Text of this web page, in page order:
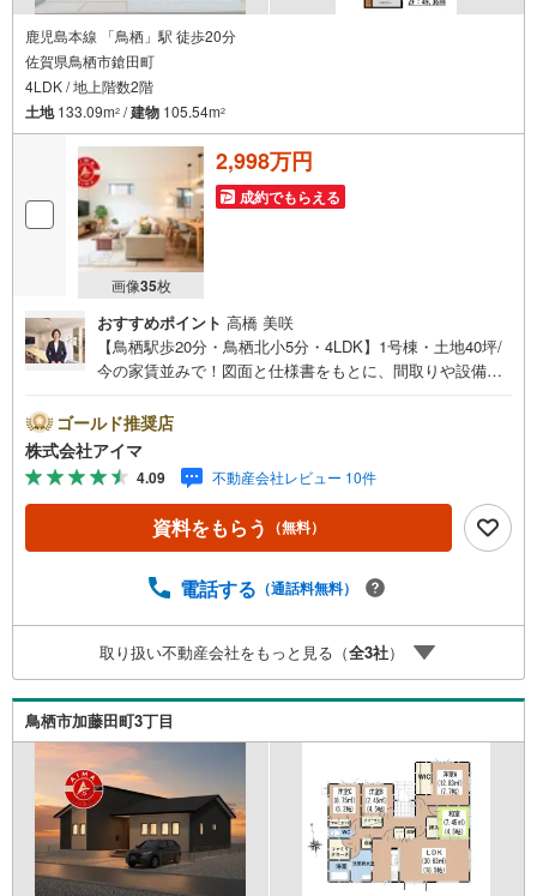
鹿児島本線 「鳥栖」駅 徒歩20分
佐賀県鳥栖市鎗田町
4LDK / 地上階数2階
土地133.09m2 /建物 105.54m2
画像35枚
2,998万円
成約でもらえる
おすすめポイント 高橋 美咲
【鳥栖駅歩20分・鳥栖北小5分・4LDK】1号棟・土地40坪/
今の家賃並みで！図面と仕様書をもとに、間取りや設備を
K・LDK18帖以上。土地約40坪・延床約32坪と、暮らしの
広さを数字でご確認いただけます。■品質・保証住まいの品
質を支える裏付けです。基礎は面で支えるベタ基礎。地盤
調査を実施済み。完了検査済証の交付済み。ほかにフラッ
ト35Sに対応・フラット35S適合証明書も備えます。■防犯
対策留守中も夜も頼れる防犯設備です。複製されにくいデ
ったまま開錠できるタッチキー。ほかにカードキーも備え
ンションの専門店です大手ネット銀行はじめ多数の金融機
関と提携/最長50年の返済プランもご用意平日も夜間もご見
学OK/ご自宅・最寄り駅まで送迎無料/オンライン相談OK
「見るだけ」「ローン相談だけ」でも歓迎します他社でロ
ーンが難しいと言われた方、転職後で審査にご不安の方も
ご相談ください
ゴールド推奨店
株式会社アイマ
4.09 不動産会社レビュー 10件
資料をもらう （無料）
電話する （通話料無料）
取り扱い不動産会社をもっと見る（全3社）
鳥栖市加藤田町3丁目